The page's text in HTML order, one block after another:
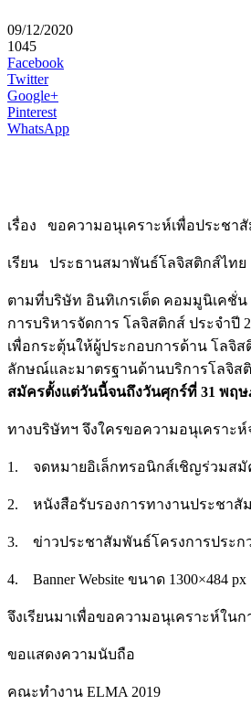
09/12/2020
1045
Facebook
Twitter
Google+
Pinterest
WhatsApp
เรื่อง ขอความอนุเคราะห์เพื่อประชา
เรียน ประธานสมาพันธ์โลจิสติกส์ไทย
ตามที่บริษัท อินทิเกรเต็ด คอมมูนิเคชั่น
การบริหารจัดการ โลจิสติกส์ ประจำปี
เพื่อกระตุ้นให้ผู้ประกอบการด้าน โล
ลักษณ์และมาตรฐานด้านบริการโลจิสติ
สมัครตั้งแต่วันนี้จนถึงวันศุกร์ที่ 31 พฤษ
ทางบริษัทฯ จึงใครขอความอนุเคราะ
1. จดหมายอิเล็กทรอนิกส์เชิญร่วมสมั
2. หนังสือรับรองการทางานประชาสั
3. ข่าวประชาสัมพันธ์โครงการประกว
4. Banner Website ขนาด 1300×484 px
จึงเรียนมาเพื่อขอความอนุเคราะห์ใ
ขอแสดงความนับถือ
คณะทำงาน ELMA 2019